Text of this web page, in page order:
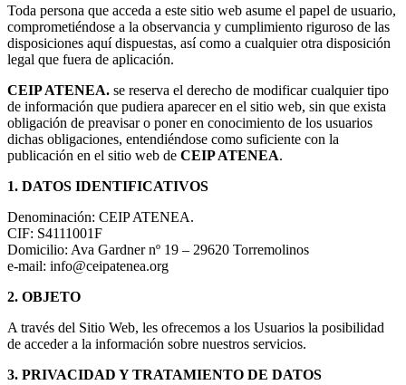
Toda persona que acceda a este sitio web asume el papel de usuario,
comprometiéndose a la observancia y cumplimiento riguroso de las
disposiciones aquí dispuestas, así como a cualquier otra disposición
legal que fuera de aplicación.
CEIP ATENEA. se reserva el derecho de modificar cualquier tipo
de información que pudiera aparecer en el sitio web, sin que exista
obligación de preavisar o poner en conocimiento de los usuarios
dichas obligaciones, entendiéndose como suficiente con la
publicación en el sitio web de CEIP ATENEA.
1. DATOS IDENTIFICATIVOS
Denominación: CEIP ATENEA.
CIF: S4111001F
Domicilio: Ava Gardner nº 19 – 29620 Torremolinos
e-mail: info@ceipatenea.org
2. OBJETO
A través del Sitio Web, les ofrecemos a los Usuarios la posibilidad
de acceder a la información sobre nuestros servicios.
3. PRIVACIDAD Y TRATAMIENTO DE DATOS